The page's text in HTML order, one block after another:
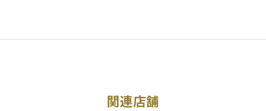
関連店舗